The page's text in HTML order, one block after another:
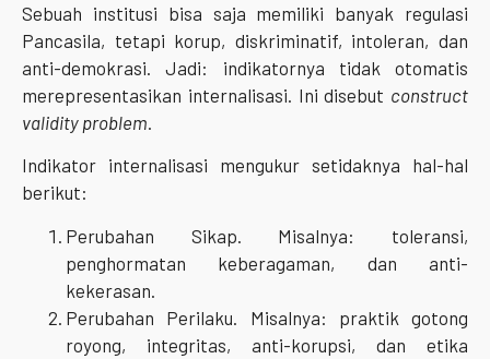
Sebuah institusi bisa saja memiliki banyak regulasi
Pancasila, tetapi korup, diskriminatif, intoleran, dan
anti-demokrasi. Jadi: indikatornya tidak otomatis
merepresentasikan internalisasi. Ini disebut construct
validity problem
Indikator internalisasi mengukur setidaknya hal-hal
berikut:
Perubahan Sikap. Misalnya: toleransi,
penghormatan keberagaman, dan anti-
kekerasan.
Perubahan Perilaku. Misalnya: praktik gotong
royong, integritas, anti-korupsi, dan etika